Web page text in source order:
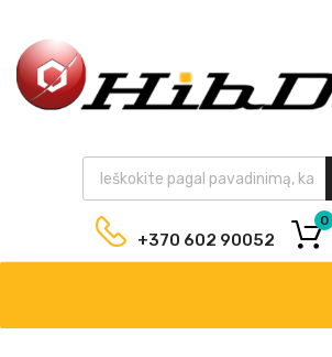
+370 602 90052
0